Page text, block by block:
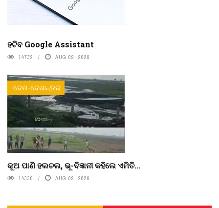
ହଟିବ Google Assistant
14732 AUG 09, 2026
ଦେଶ-ଦେଶାନ୍ତର
କୂଅ ପାଣି ହଲଚଲ, ଭୂ-ବିଜ୍ଞାନୀ କହିଲେ ଏମିତି...
14336 AUG 09, 2026